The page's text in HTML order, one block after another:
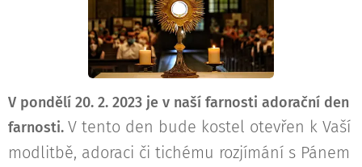
V pondělí 20. 2. 2023 je v naší farnosti adorační den
farnosti. V tento den bude kostel otevřen k Vaší
modlitbě, adoraci či tichému rozjímání s Pánem